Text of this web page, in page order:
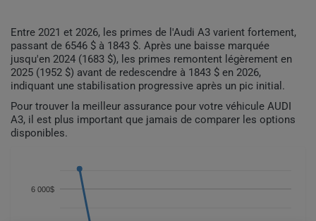
Entre 2021 et 2026, les primes de l'Audi A3 varient fortement,
passant de 6546 $ à 1843 $. Après une baisse marquée
jusqu'en 2024 (1683 $), les primes remontent légèrement en
2025 (1952 $) avant de redescendre à 1843 $ en 2026,
indiquant une stabilisation progressive après un pic initial.
Pour trouver la meilleur assurance pour votre véhicule AUDI
A3, il est plus important que jamais de comparer les options
disponibles.
6 000$